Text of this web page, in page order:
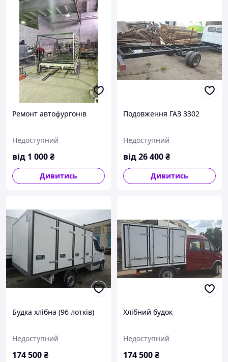
Ремонт автофургонів
Недоступний
від 1 000₴
Дивитись
Подовження ГАЗ 3302
Недоступний
від26 400₴
Дивитись
Будка хлібна (96 лотків)
Недоступний
174 500₴
Хлібний будок
Недоступний
174 500₴